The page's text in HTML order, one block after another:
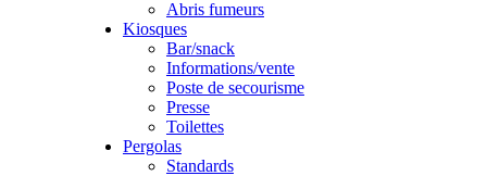
Abris fumeurs
Kiosques
Bar/snack
Informations/vente
Poste de secourisme
Presse
Toilettes
Pergolas
Standards